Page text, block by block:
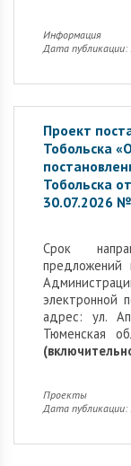
Информация
Дата публикации:
Проект
Тобольска
Тобольска
30.07.2026
Cрок
предложений
электронной
адрес: ул.
Тюменская
Проекты
Дата публикации: